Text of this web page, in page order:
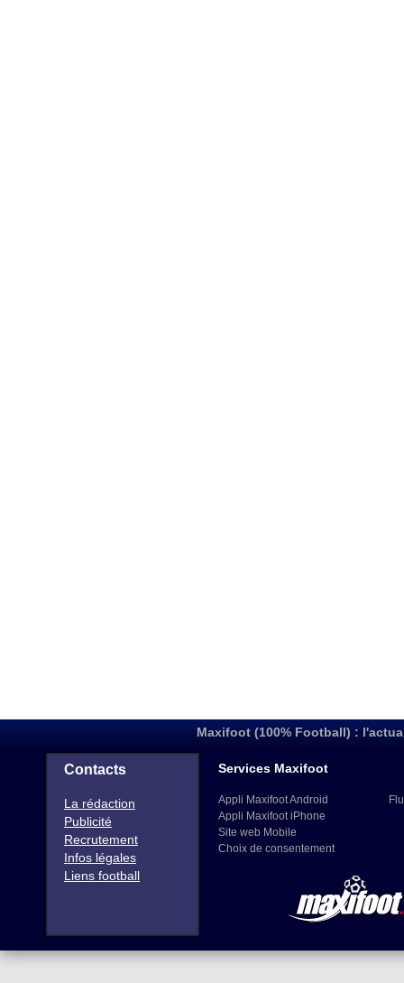
Maxifoot (100% Football) :
Contacts
La rédaction
Publicité
Recrutement
Infos légales
Liens football
Services Maxifoot
Appli Maxifoot Android
Appli Maxifoot iPhone
Site web Mobile
Choix de consentement